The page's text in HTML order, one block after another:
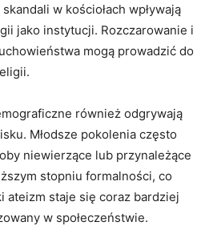
w kościołach wpływają
jako instytucji. Rozczarowanie i
mogą prowadzić do
również odgrywają
Młodsze pokolenia często
niewierzące lub przynależące⁤
stopniu formalności, co
ateizm staje się coraz bardziej
w⁣ społeczeństwie.